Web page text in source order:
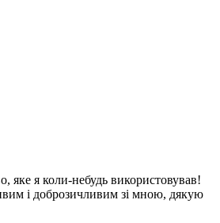
яке я коли-небудь використовував!
і доброзичливим зі мною, дякую